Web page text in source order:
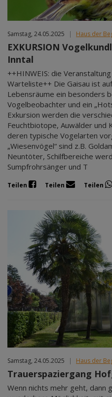
Samstag, 24.05.2025 | Haus der
EXKURSION
Inntal
++HINWEIS: die
Warteliste++ Die Gaisau ist
Lebensräume ein besonders
Vogelbeobachter und ein
Exkursion werden die
Feuchtbiotope, Auwälder und
deren typische Vogelarten
„Wiesenvögel“ sind z.B.
Neuntöter, Schilfbereiche
Sumpfrohrsänger und T
Teilen Teilen Teilen
Samstag, 24.05.2025 | Haus der
Trauerspaziergang
Wenn nichts mehr geht, dann